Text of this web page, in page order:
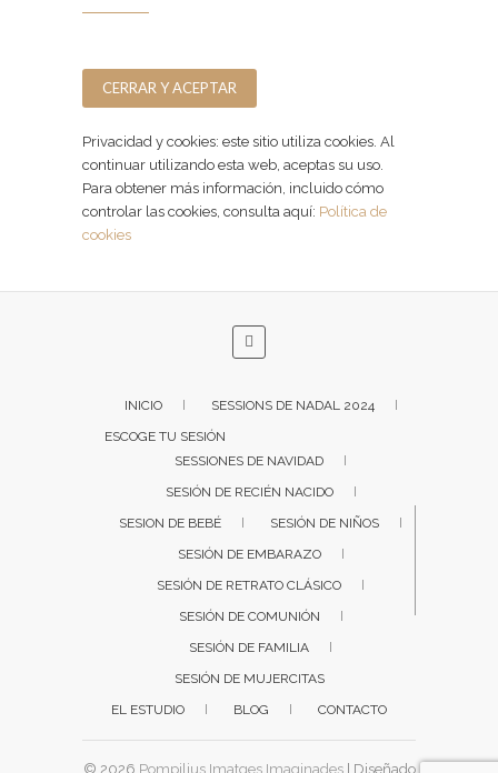
Privacidad y cookies: este sitio utiliza cookies. Al
continuar utilizando esta web, aceptas su uso.
Para obtener más información, incluido cómo
controlar las cookies, consulta aquí: Política de
cookies
INICIO
SESSIONS DE NADAL 2024
ESCOGE TU SESIÓN
SESSIONES DE NAVIDAD
SESIÓN DE RECIÉN NACIDO
SESION DE BEBÉ
SESIÓN DE NIÑOS
SESIÓN DE EMBARAZO
SESIÓN DE RETRATO CLÁSICO
SESIÓN DE COMUNIÓN
SESIÓN DE FAMILIA
SESIÓN DE MUJERCITAS
EL ESTUDIO
BLOG CONTACTO
© 2026 Pompilius Imatges Imaginades| Diseñado